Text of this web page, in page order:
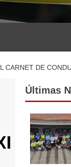
CARNET DE
Últimas